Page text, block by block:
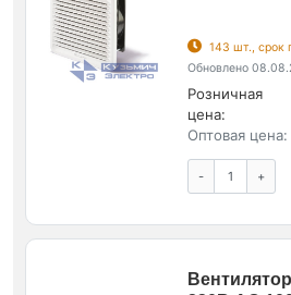
143 шт., срок
Обновлено
Розничная
цена:
Оптовая цена:
- +